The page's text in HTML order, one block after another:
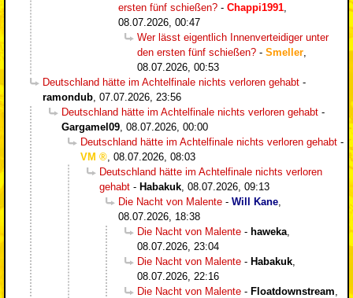
ersten fünf schießen? - Chappi1991
08.07.2026, 00:47
Wer lässt eigentlich Innenverteidiger unter
den ersten fünf schießen? - Smeller
08.07.2026, 00:53
Deutschland hätte im Achtelfinale nichts verloren gehabt -
ramondub 07.07.2026, 23:56
Deutschland hätte im Achtelfinale nichts verloren gehabt -
Gargamel09 08.07.2026, 00:00
Deutschland hätte im Achtelfinale nichts verloren gehabt -
VM
08.07.2026, 08:03
Deutschland hätte im Achtelfinale nichts verloren
gehabt - Habakuk 08.07.2026, 09:13
Die Nacht von Malente - Will Kane
08.07.2026, 18:38
Die Nacht von Malente - haweka
08.07.2026, 23:04
Die Nacht von Malente - Habakuk
08.07.2026, 22:16
Die Nacht von Malente - Floatdownstream